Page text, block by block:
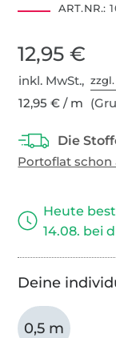
ART.NR.:
12,95 €
inkl. MwSt.,
12,95 € / m
Heute
14.08. bei
Deine
0,5 m